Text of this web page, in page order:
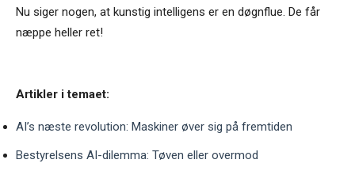
Nu siger nogen, at kunstig intelligens er en døgnflue. De får
næppe heller ret!
Artikler i temaet:
AI’s næste revolution: Maskiner øver sig på fremtiden
Bestyrelsens AI-dilemma: Tøven eller overmod